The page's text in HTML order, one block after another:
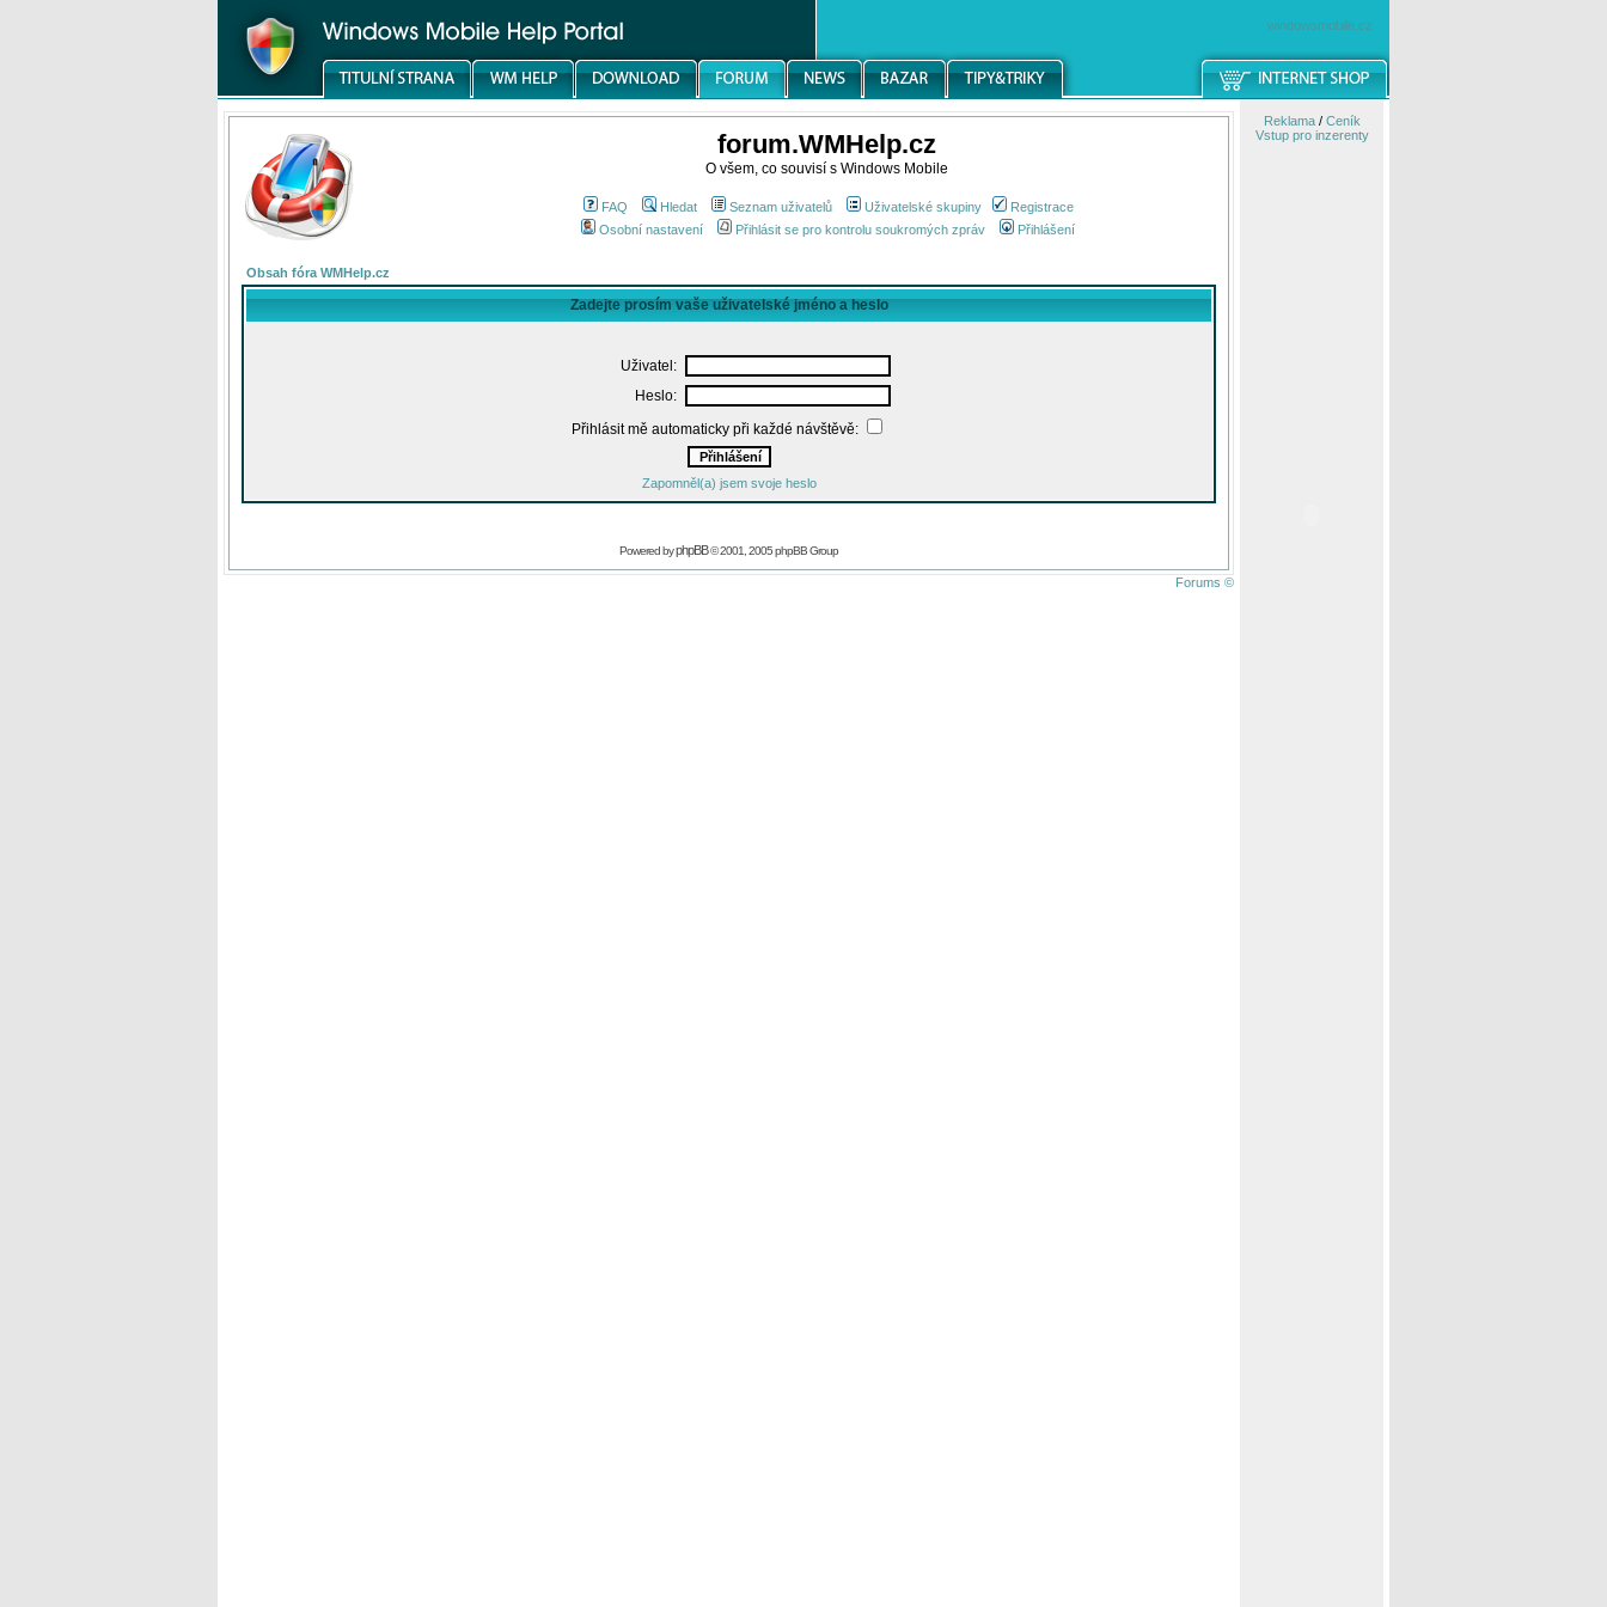
windowsmobile.cz
forum.WMHelp.cz
O všem, co souvisí s Windows Mobile
FAQ Hledat Seznam uživatelů Uživatelské skupiny
Registrace
Osobní nastavení
Přihlásit se pro kontrolu soukromých zpráv Přihlášení
Obsah fóra WMHelp.cz
Zadejte prosím vaše uživatelské jméno a heslo
Uživatel:
Heslo:
Přihlásit mě automaticky při každé návštěvě:
Zapomněl(a) jsem svoje heslo
Powered byphpBB© 2001, 2005 phpBB Group
Forums ©
Reklama/ Ceník
Vstup pro inzerenty